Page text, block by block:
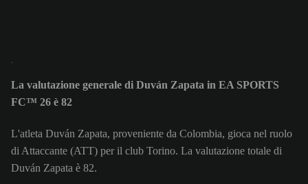
La valutazione generale di Duván Zapata in EA SPORTS
FC™ 26 è 82
L'atleta Duván Zapata, proveniente da Colombia, gioca nel ruolo
di Attaccante (ATT) per il club Torino. La valutazione totale di
Duván Zapata è 82.